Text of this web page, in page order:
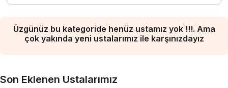
Üzgünüz bu kategoride henüz ustamız yok !!!. Ama
çok yakında yeni ustalarımız ile karşınızdayız
Son Eklenen Ustalarımız